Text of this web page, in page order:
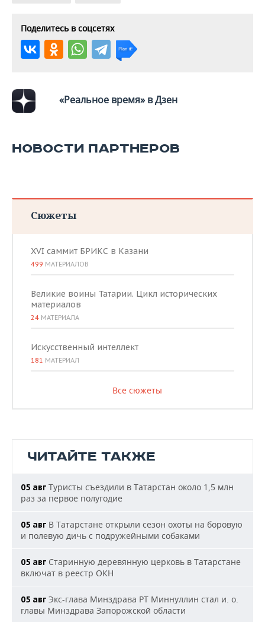
Поделитесь в соцсетях
«Реальное время» в Дзен
НОВОСТИ ПАРТНЕРОВ
Сюжеты
XVI саммит БРИКС в Казани
499 МАТЕРИАЛОВ
Великие воины Татарии. Цикл исторических
материалов
24 МАТЕРИАЛА
Искусственный интеллект
181 МАТЕРИАЛ
Все сюжеты
ЧИТАЙТЕ ТАКЖЕ
05 авг Туристы съездили в Татарстан около 1,5 млн
раз за первое полугодие
05 авг В Татарстане открыли сезон охоты на боровую
и полевую дичь с подружейными собаками
05 авг Старинную деревянную церковь в Татарстане
включат в реестр ОКН
05 авг Экс-глава Минздрава РТ Миннуллин стал и. о.
главы Минздрава Запорожской области